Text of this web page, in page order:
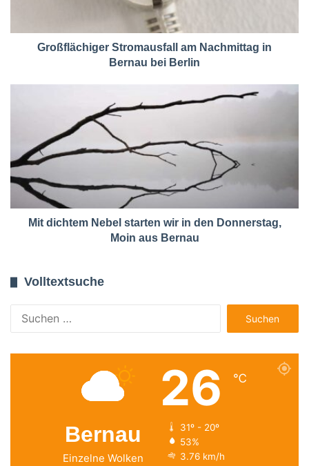
Großflächiger Stromausfall am Nachmittag in
Bernau bei Berlin
Mit dichtem Nebel starten wir in den Donnerstag,
Moin aus Bernau
Volltextsuche
nach:
Bernau
Einzelne Wolken
26 ℃
31º - 20º
53%
3.76 km/h